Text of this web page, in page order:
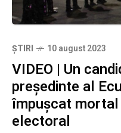
ȘTIRI 10 august 2023
VIDEO | Un
președinte al
împușcat
electoral